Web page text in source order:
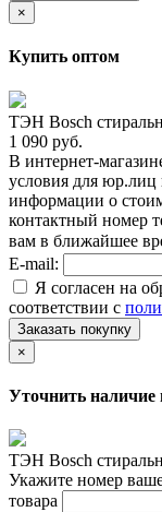
×
Купить оптом
ТЭН Bosch
1 090 руб.
В интернет-
условия для юр.лиц
информации о
контактный номер
вам в ближайшее
E-mail:
Я согласен на
соответствии с
Заказать покупку
×
Уточнить наличие
ТЭН Bosch
Укажите номер
товара